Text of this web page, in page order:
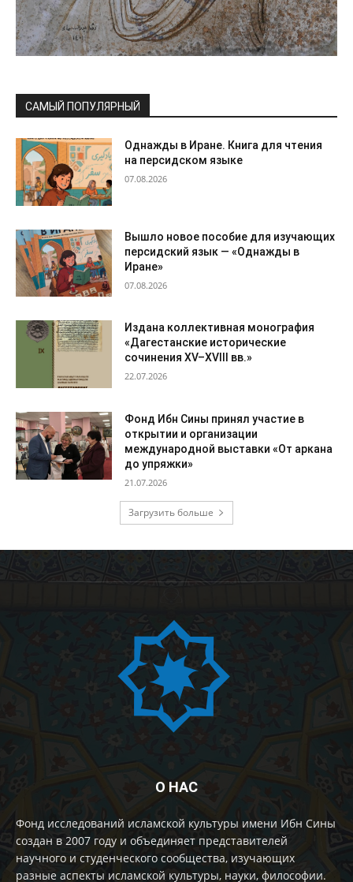
САМЫЙ ПОПУЛЯРНЫЙ
Однажды в Иране. Книга для чтения
на персидском языке
07.08.2026
Вышло новое пособие для изучающих
персидский язык — «Однажды в
Иране»
07.08.2026
Издана коллективная монография
«Дагестанские исторические
сочинения XV–XVIII вв.»
22.07.2026
Фонд Ибн Сины принял участие в
открытии и организации
международной выставки «От аркана
до упряжки»
21.07.2026
Загрузить больше
О НАС
Фонд исследований исламской культуры имени Ибн Сины
создан в 2007 году и объединяет представителей
научного и студенческого сообщества, изучающих
разные аспекты исламской культуры, науки, философии.